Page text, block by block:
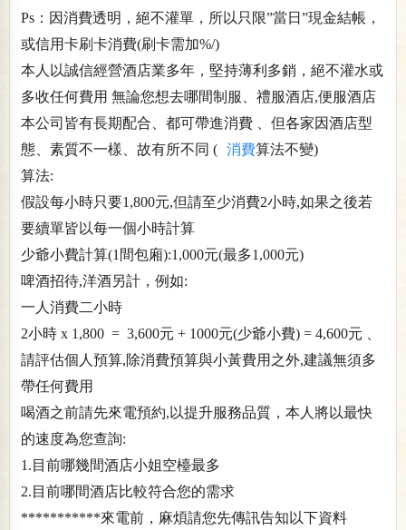
Ps：因消費透明，絕不灌單，所以只限”當日”現金結帳，
或信用卡刷卡消費(刷卡需加%/)
本人以誠信經營酒店業多年，堅持薄利多銷，絕不灌水或
多收任何費用 無論您想去哪間制服、禮服酒店,便服酒店
本公司皆有長期配合、都可帶進消費 、但各家因酒店型
態、素質不一樣、故有所不同 ( 消費算法不變)
算法:
假設每小時只要1,800元,但請至少消費2小時,如果之後若
要續單皆以每一個小時計算
少爺小費計算(1間包廂):1,000元(最多1,000元)
啤酒招待,洋酒另計，例如:
一人消費二小時
2小時 x 1,800 = 3,600元 + 1000元(少爺小費) = 4,600元 、
請評估個人預算,除消費預算與小黃費用之外,建議無須多
帶任何費用
喝酒之前請先來電預約,以提升服務品質，本人將以最快
的速度為您查詢:
1.目前哪幾間酒店小姐空檯最多
2.目前哪間酒店比較符合您的需求
***********來電前，麻煩請您先傳訊告知以下資料